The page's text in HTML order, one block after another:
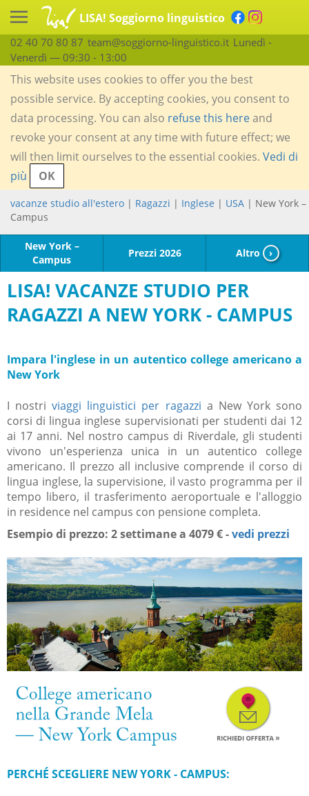
LISA! Soggiorno linguistico
02 40 70 80 87 team@soggiorno-linguistico.it Lunedì -
Venerdì — 09:30 - 13:00
This website uses cookies to offer you the best
possible service. By accepting cookies, you consent to
data processing. You can also refuse this hereand
revoke your consent at any time with future effect; we
will then limit ourselves to the essential cookies. Vedi di
più
OK
vacanze studio all'estero | Ragazzi | Inglese | USA | New York –
Campus
New York –
Campus
Prezzi 2026 Altro ›
LISA! VACANZE STUDIO PER
RAGAZZI A NEW YORK - CAMPUS
Impara l'inglese in un autentico college americano a
New York
I nostriviaggi linguistici per ragazzi a New York sono
corsi di lingua inglese supervisionati per studenti dai 12
ai 17 anni. Nel nostro campus di Riverdale, gli studenti
vivono un'esperienza unica in un autentico college
americano. Il prezzo all inclusive comprende il corso di
lingua inglese, la supervisione, il vasto programma per il
tempo libero, il trasferimento aeroportuale e l'alloggio
in residence nel campus con pensione completa.
Esempio di prezzo: 2 settimane a 4079 € -vedi prezzi
PERCHÉ SCEGLIERE NEW YORK - CAMPUS: